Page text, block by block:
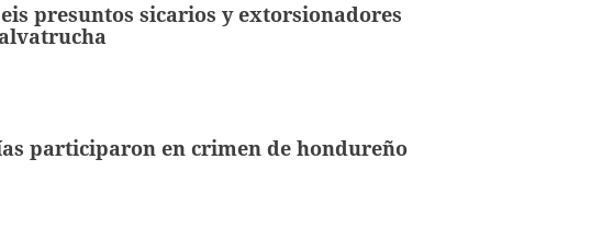
presuntos sicarios y extorsionadores
participaron en crimen de hondureño